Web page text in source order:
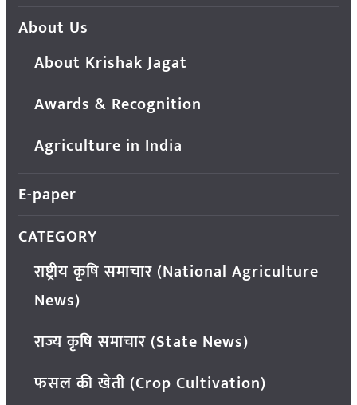
About Us
About Krishak Jagat
Awards & Recognition
Agriculture in India
E-paper
CATEGORY
राष्ट्रीय कृषि समाचार (National Agriculture
News)
राज्य कृषि समाचार (State News)
फसल की खेती (Crop Cultivation)